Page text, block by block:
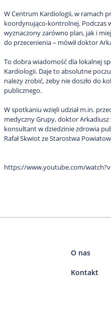
W Centrum Kardiologii, w ramach
koordynująco-kontrolnej. Podczas
wyznaczony zarówno plan, jak i
do przecenienia – mówił doktor
To dobra wiadomość dla lokalnej
Kardiologii. Daje to absolutne
należy zrobić, żeby nie doszło do
publicznego.
W spotkaniu wzięli udział m.in.
medyczny Grupy, doktor Arkadiusz
konsultant w dziedzinie zdrowia
Rafał Skwiot ze Starostwa
https://www.youtube.com/
O nas
Kontakt